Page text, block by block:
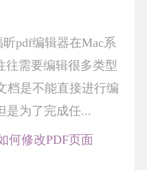
pdf编辑器在Mac系
往需要编辑很多类型
档是不能直接进行编
是为了完成任...
何修改PDF页面